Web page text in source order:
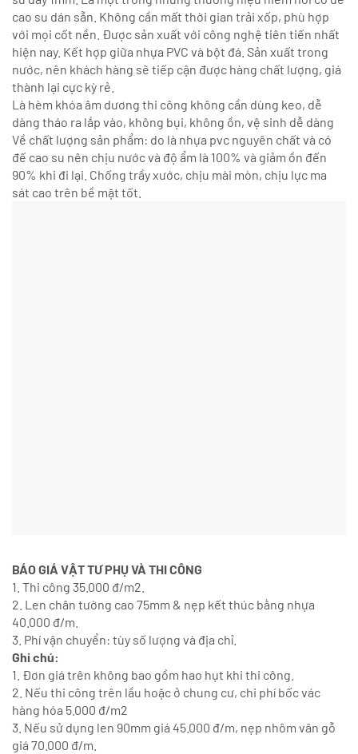
cao su dán sẵn. Không cần mất thời gian trải xốp, phù hợp
với mọi cốt nền. Được sản xuất với công nghệ tiên tiến nhất
hiện nay. Kết hợp giữa nhựa PVC và bột đá. Sản xuất trong
nước, nên khách hàng sẽ tiếp cận được hàng chất lượng, giá
thành lại cực kỳ rẻ.
Là hèm khóa âm dương thi công không cần dùng keo, dễ
dàng tháo ra lắp vào, không bụi, không ồn, vệ sinh dễ dàng
Về chất lượng sản phẩm: do là nhựa pvc nguyên chất và có
đế cao su nên chịu nước và độ ẩm là 100% và giảm ồn đến
90% khi đi lại. Chống trầy xước, chịu mài mòn, chịu lực ma
sát cao trên bề mặt tốt.
BÁO GIÁ VẬT TƯ PHỤ VÀ THI CÔNG
1. Thi công 35.000 đ/m2.
2. Len chân tường cao 75mm & nẹp kết thúc bằng nhựa
40.000 đ/m.
3. Phí vận chuyển: tùy số lượng và địa chỉ.
Ghi chú:
1. Đơn giá trên không bao gồm hao hụt khi thi công.
2. Nếu thi công trên lầu hoặc ở chung cư, chi phí bốc vác
hàng hóa 5.000 đ/m2
3. Nếu sử dụng len 90mm giá 45.000 đ/m, nẹp nhôm vân gỗ
giá 70.000 đ/m.